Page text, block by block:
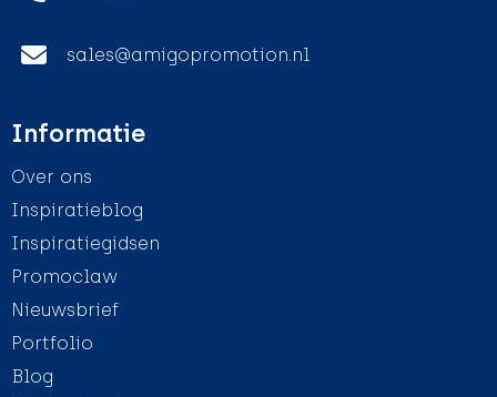
sales@amigopromotion.nl
Informatie
Over ons
Inspiratieblog
Inspiratiegidsen
Promoclaw
Nieuwsbrief
Portfolio
Blog